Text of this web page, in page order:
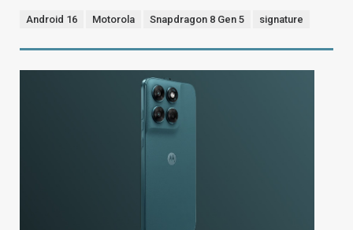
Android 16 Motorola Snapdragon 8 Gen 5 signature